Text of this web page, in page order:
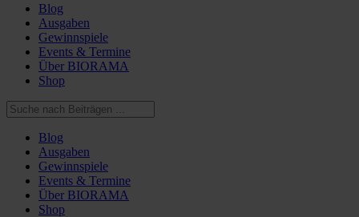
Blog
Ausgaben
Gewinnspiele
Events & Termine
Über BIORAMA
Shop
Blog
Ausgaben
Gewinnspiele
Events & Termine
Über BIORAMA
Shop